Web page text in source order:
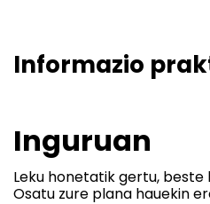
Informazio
Inguruan
Leku honetatik gertu, beste
Osatu zure plana hauekin